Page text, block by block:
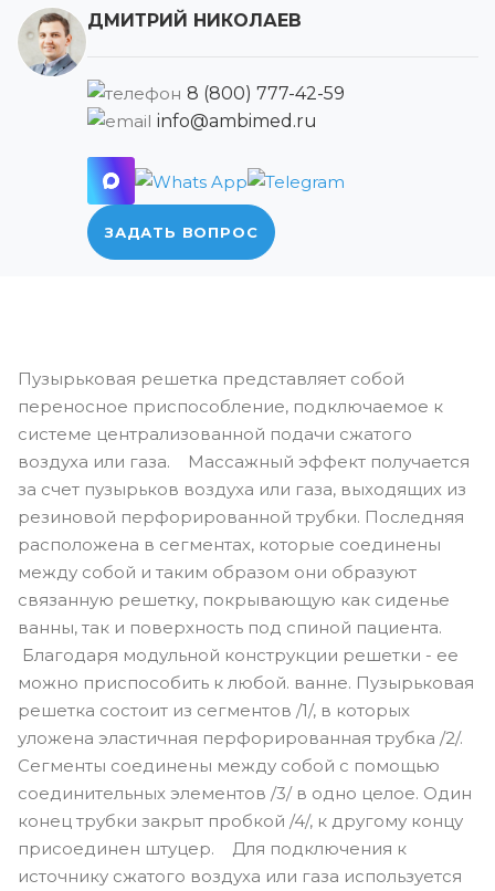
ДМИТРИЙ НИКОЛАЕВ
8 (800) 777-42-59
info@ambimed.ru
ЗАДАТЬ ВОПРОС
Пузырьковая решетка представляет собой
переносное приспособление, подключаемое к
системе централизованной подачи сжатого
воздуха или газа. Массажный эффект получается
за счет пузырьков воздуха или газа, выходящих из
резиновой перфорированной трубки. Последняя
расположена в сегментах, которые соединены
между собой и таким образом они образуют
связанную решетку, покрывающую как сиденье
ванны, так и поверхность под спиной пациента.
Благодаря модульной конструкции решетки - ее
можно приспособить к любой. ванне. Пузырьковая
решетка состоит из сегментов /1/, в которых
уложена эластичная перфорированная трубка /2/.
Сегменты соединены между собой с помощью
соединительных элементов /3/ в одно целое. Один
конец трубки закрыт пробкой /4/, к другому концу
присоединен штуцер. Для подключения к
источнику сжатого воздуха или газа используется